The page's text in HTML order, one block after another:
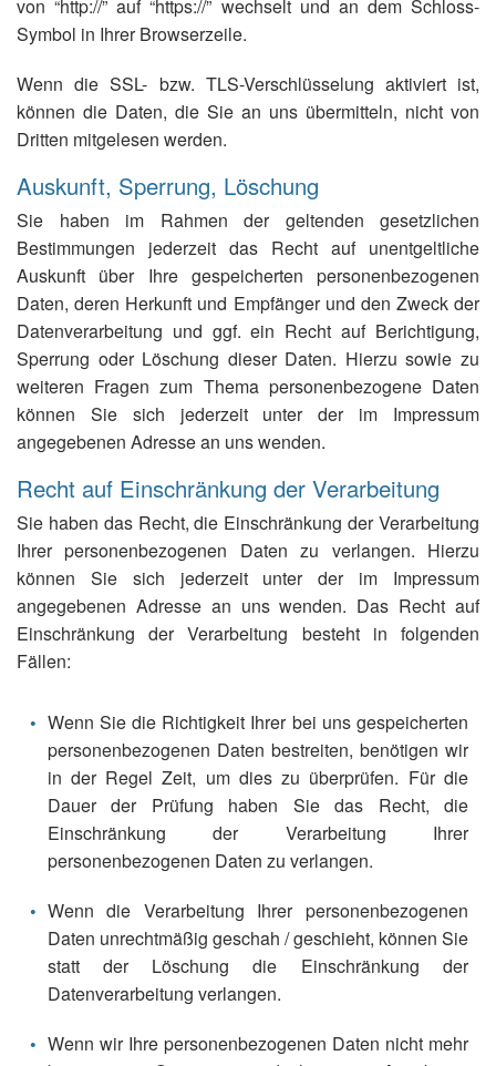
von “http://” auf “https://” wechselt und an dem Schloss-
Symbol in Ihrer Browserzeile.
Wenn die SSL- bzw. TLS-Verschlüsselung aktiviert ist,
können die Daten, die Sie an uns übermitteln, nicht von
Dritten mitgelesen werden.
Auskunft, Sperrung, Löschung
Sie haben im Rahmen der geltenden gesetzlichen
Bestimmungen jederzeit das Recht auf unentgeltliche
Auskunft über Ihre gespeicherten personenbezogenen
Daten, deren Herkunft und Empfänger und den Zweck der
Datenverarbeitung und ggf. ein Recht auf Berichtigung,
Sperrung oder Löschung dieser Daten. Hierzu sowie zu
weiteren Fragen zum Thema personenbezogene Daten
können Sie sich jederzeit unter der im Impressum
angegebenen Adresse an uns wenden.
Recht auf Einschränkung der Verarbeitung
Sie haben das Recht, die Einschränkung der Verarbeitung
Ihrer personenbezogenen Daten zu verlangen. Hierzu
können Sie sich jederzeit unter der im Impressum
angegebenen Adresse an uns wenden. Das Recht auf
Einschränkung der Verarbeitung besteht in folgenden
Fällen:
Wenn Sie die Richtigkeit Ihrer bei uns gespeicherten
personenbezogenen Daten bestreiten, benötigen wir
in der Regel Zeit, um dies zu überprüfen. Für die
Dauer der Prüfung haben Sie das Recht, die
Einschränkung der Verarbeitung Ihrer
personenbezogenen Daten zu verlangen.
Wenn die Verarbeitung Ihrer personenbezogenen
Daten unrechtmäßig geschah / geschieht, können Sie
statt der Löschung die Einschränkung der
Datenverarbeitung verlangen.
Wenn wir Ihre personenbezogenen Daten nicht mehr